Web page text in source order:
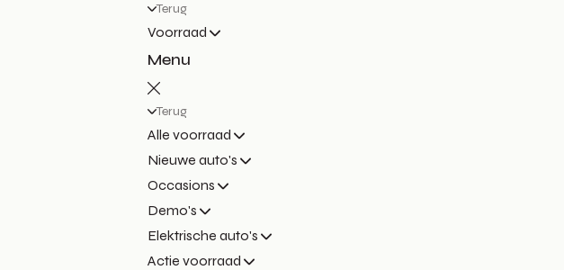
Terug
Voorraad
Menu
Terug
Alle voorraad
Nieuwe auto's
Occasions
Demo's
Elektrische auto's
Actie voorraad